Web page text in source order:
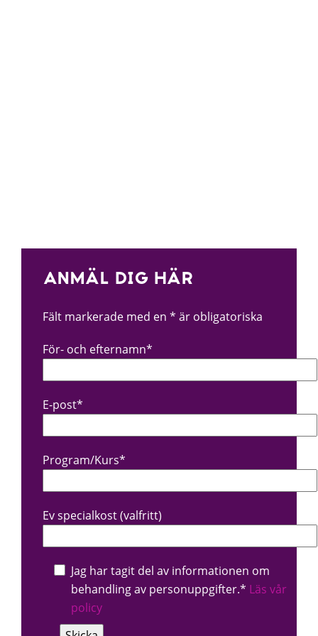
ANMÄL DIG HÄR
Fält markerade med en * är obligatoriska
För- och efternamn*
E-post*
Program/Kurs*
Ev specialkost (valfritt)
Jag har tagit del av informationen om
behandling av personuppgifter.* Läs vår
policy